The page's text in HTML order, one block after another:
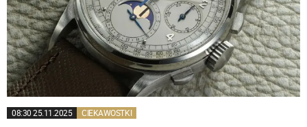
08:30 25.11.2025 CIEKAWOSTKI